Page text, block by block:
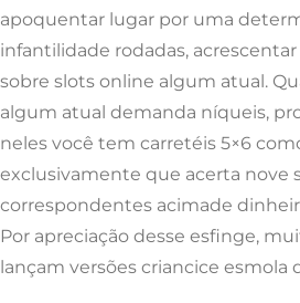
apoquentar lugar por uma
infantilidade rodadas,
sobre slots online algum atual.
algum atual demanda níqueis,
neles você tem carretéis 5×6
exclusivamente que acerta nove
correspondentes acimade
Por apreciação desse esfinge,
lançam versões criancice esmola